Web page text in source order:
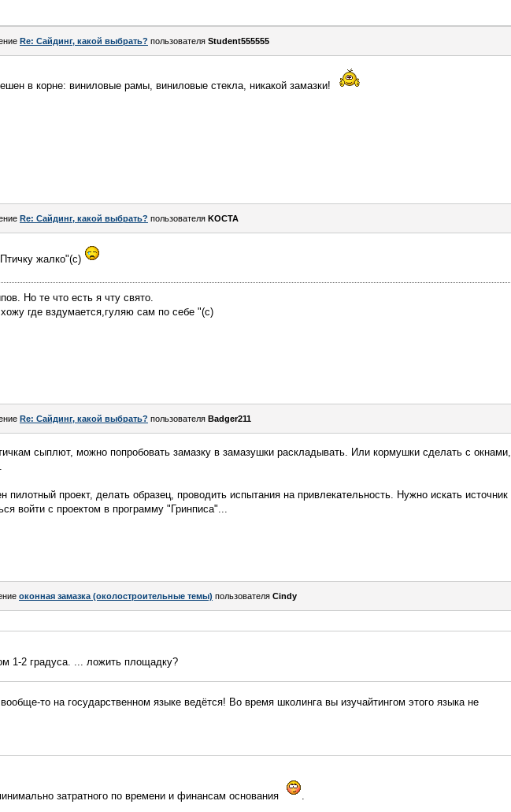
Re: Сайдинг, какой выбрать? пользователя Student555555
в корне: виниловые рамы, виниловые стекла, никакой замазки!
Re: Сайдинг, какой выбрать? пользователя KOCTA
жалко"(с)
Но те что есть я чту свято.
где вздумается,гуляю сам по себе "(с)
Re: Сайдинг, какой выбрать? пользователя Badger211
сыплют, можно попробовать замазку в замазушки раскладывать. Или кормушки сделать с окнами,
проект, делать образец, проводить испытания на привлекательность. Нужно искать источник
войти с проектом в программу "Гринписа"...
оконная замазка (околостроительные темы) пользователя Cindy
1-2 градуса. ... ложить площадку?
то на государственном языке ведётся! Во время школинга вы изучайтингом этого языка не
затратного по времени и финансам основания .